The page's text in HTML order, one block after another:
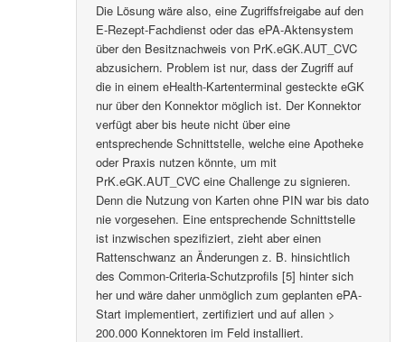
Die Lösung wäre also, eine Zugriffsfreigabe auf den
E-Rezept-Fachdienst oder das ePA-Aktensystem
über den Besitznachweis von PrK.eGK.AUT_CVC
abzusichern. Problem ist nur, dass der Zugriff auf
die in einem eHealth-Kartenterminal gesteckte eGK
nur über den Konnektor möglich ist. Der Konnektor
verfügt aber bis heute nicht über eine
entsprechende Schnittstelle, welche eine Apotheke
oder Praxis nutzen könnte, um mit
PrK.eGK.AUT_CVC eine Challenge zu signieren.
Denn die Nutzung von Karten ohne PIN war bis dato
nie vorgesehen. Eine entsprechende Schnittstelle
ist inzwischen spezifiziert, zieht aber einen
Rattenschwanz an Änderungen z. B. hinsichtlich
des Common-Criteria-Schutzprofils [5] hinter sich
her und wäre daher unmöglich zum geplanten ePA-
Start implementiert, zertifiziert und auf allen >
200.000 Konnektoren im Feld installiert.